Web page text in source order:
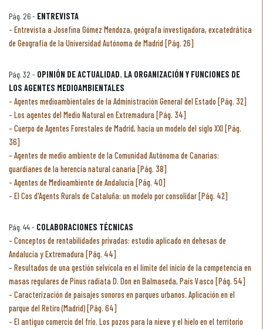
Pág. 26 - ENTREVISTA
Entrevista a Josefina Gómez Mendoza, geógrafa investigadora, excatedrática
de Geografía de la Universidad Autónoma de Madrid [Pág. 26]
Pág. 32 - OPINIÓN DE ACTUALIDAD. LA ORGANIZACIÓN Y FUNCIONES DE
LOS AGENTES MEDIOAMBIENTALES
Agentes medioambientales de la Administración General del Estado [Pág. 32]
Los agentes del Medio Natural en Extremadura [Pág. 34]
Cuerpo de Agentes Forestales de Madrid, hacia un modelo del siglo XXI [Pág.
36]
Agentes de medio ambiente de la Comunidad Autónoma de Canarias:
guardianes de la herencia natural canaria [Pág. 38]
Agentes de Medioambiente de Andalucía [Pág. 40]
El Cos d'Agents Rurals de Cataluña: un modelo por consolidar [Pág. 42]
Pág. 44 - COLABORACIONES TÉCNICAS
Conceptos de rentabilidades privadas: estudio aplicado en dehesas de
Andalucía y Extremadura [Pág. 44]
Resultados de una gestión selvícola en el límite del inicio de la competencia en
masas regulares de Pinus radiata D. Don en Balmaseda, País Vasco [Pág. 54]
Caracterización de paisajes sonoros en parques urbanos. Aplicación en el
parque del Retiro (Madrid) [Pág. 64]
El antiguo comercio del frío. Los pozos para la nieve y el hielo en el territorio